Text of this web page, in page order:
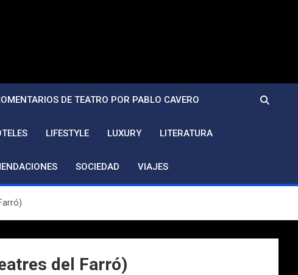
DE TEATRO POR PABLO CAVERO
LIFESTYLE LUXURY LITERATURA
SOCIEDAD VIAJES
del Farró)